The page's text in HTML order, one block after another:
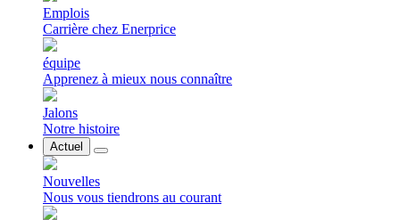
Emplois
Carrière chez Enerprice
équipe
Apprenez à mieux nous connaître
Jalons
Notre histoire
Actuel
Nouvelles
Nous vous tiendrons au courant